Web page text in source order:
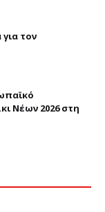
τον
Νέων 2026 στη